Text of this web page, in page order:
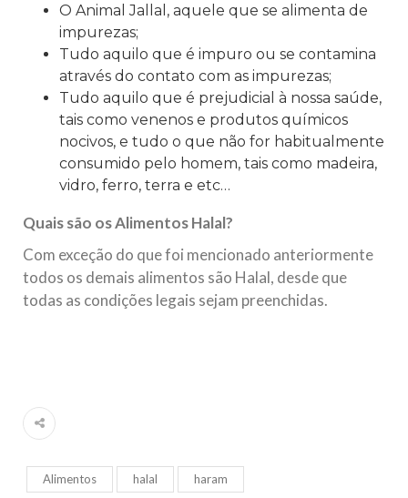
O Animal Jallal, aquele que se alimenta de
impurezas;
Tudo aquilo que é impuro ou se contamina
através do contato com as impurezas;
Tudo aquilo que é prejudicial à nossa saúde,
tais como venenos e produtos químicos
nocivos, e tudo o que não for habitualmente
consumido pelo homem, tais como madeira,
vidro, ferro, terra e etc…
Quais são os Alimentos Halal?
Com exceção do que foi mencionado anteriormente
todos os demais alimentos são Halal, desde que
todas as condições legais sejam preenchidas.
Alimentos halal haram